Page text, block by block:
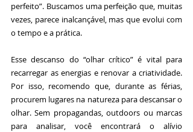
perfeito”. Buscamos uma perfeição que, muitas
vezes, parece inalcançável, mas que evolui com
o tempo e a prática.
Esse descanso do “olhar crítico” é vital para
recarregar as energias e renovar a criatividade.
Por isso, recomendo que, durante as férias,
procurem lugares na natureza para descansar o
olhar. Sem propagandas, outdoors ou marcas
para analisar, você encontrará o alívio